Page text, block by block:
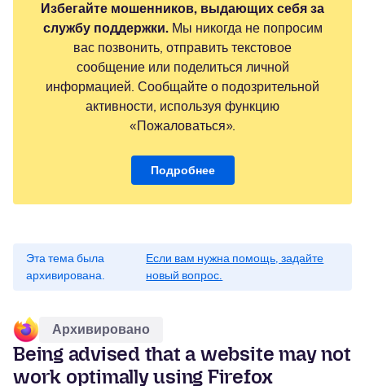
Избегайте мошенников, выдающих себя за
службу поддержки.Мы никогда не попросим
вас позвонить, отправить текстовое
сообщение или поделиться личной
информацией. Сообщайте о подозрительной
активности, используя функцию
«Пожаловаться».
Подробнее
Эта тема была
архивирована.
Если вам нужна помощь, задайте
новый вопрос.
Архивировано
Being advised that a website may not
work optimally using Firefox